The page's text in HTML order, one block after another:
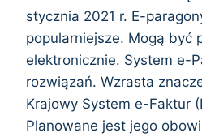
stycznia 2021 r. E-
popularniejsze. Mogą być
elektronicznie. System e-
rozwiązań. Wzrasta
Krajowy System e-Faktur
Planowane jest jego